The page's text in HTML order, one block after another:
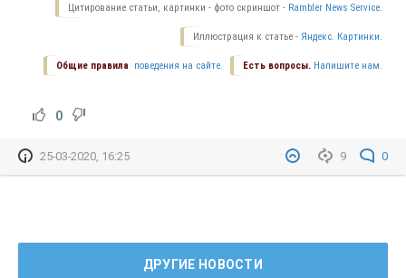
Цитирование статьи, картинки - фото скриншот - Rambler News Service.
Иллюстрация к статье - Яндекс. Картинки.
Есть вопросы. Напишите нам.
Общие правила поведения на сайте.
0
9 0
25-03-2020, 16:25
ДРУГИЕ НОВОСТИ